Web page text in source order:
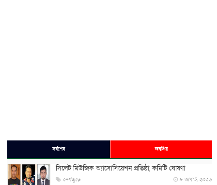
সর্বশেষ জনপ্রিয়
সিলেট মিউজিক অ্যাসোসিয়েশন প্রতিষ্ঠা, কমিটি ঘোষণা
দেশজুড়ে ৮ আগস্ট, ২০২৬